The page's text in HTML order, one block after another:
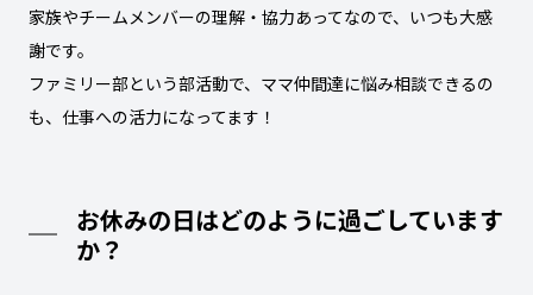
家族やチームメンバーの理解・協力あってなので、いつも大感
謝です。
ファミリー部という部活動で、ママ仲間達に悩み相談できるの
も、仕事への活力になってます！
お休みの日はどのように過ごしています
か？